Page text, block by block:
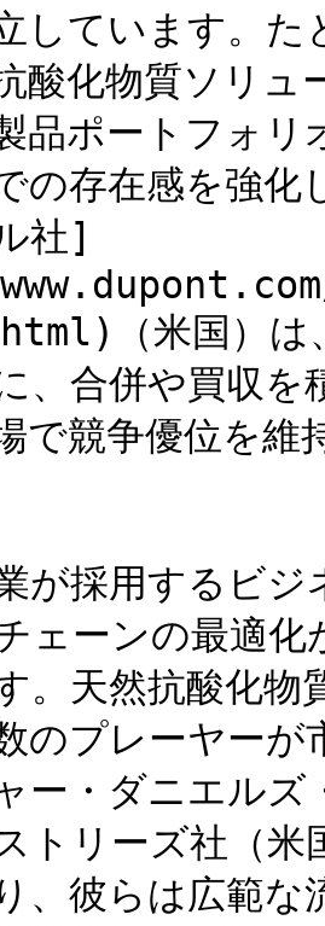
しています。た
酸化物質ソリ
品ポートフォ
の存在感を強
社]
（米国）は
、合併や買収
で競争優位を維
が採用するビ
ェーンの最適
。天然抗酸化物
のプレーヤー
ー・ダニエル
トリーズ社（
、彼らは広範